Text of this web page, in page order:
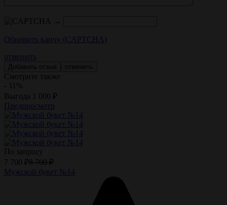
→
Обновить капчу (CAPTCHA)
отменить
отменить
Смотрите также
- 11%
Выгода 1 000 ₽
Предпросмотр
По запросу
7 700 ₽8 700 ₽
Мужской букет №14